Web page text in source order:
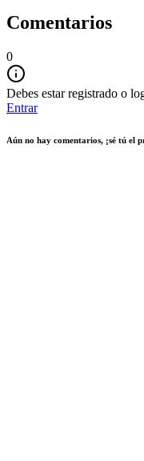
Comentarios
0
Debes estar registrado o
Entrar
Aún no hay comentarios, ¡sé tú el